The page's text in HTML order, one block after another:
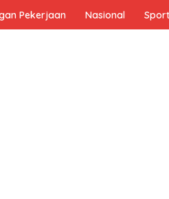
Pekerjaan Nasional